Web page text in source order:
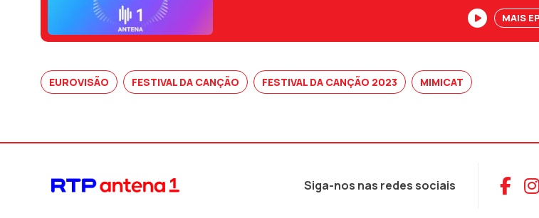
MAIS
EUROVISÃO FESTIVAL DA CANÇÃO FESTIVAL DA CANÇÃO 2023 MIMICAT
Siga-nos nas redes sociais